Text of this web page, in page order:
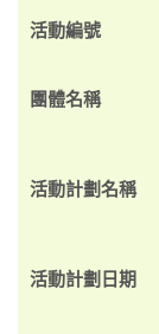
活動編號
團體名稱
活動計劃名稱
活動計劃日期